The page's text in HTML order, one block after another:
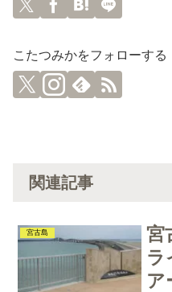
こたつみかをフォローする
関連記事
宮古島
宮
ラ
ア